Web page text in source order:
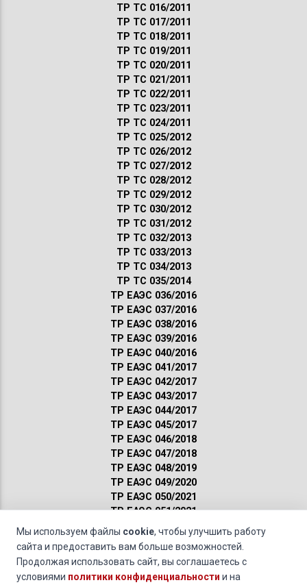
ТР ТС 016/2011
ТР ТС 017/2011
ТР ТС 018/2011
ТР ТС 019/2011
ТР ТС 020/2011
ТР ТС 021/2011
ТР ТС 022/2011
ТР ТС 023/2011
ТР ТС 024/2011
ТР ТС 025/2012
ТР ТС 026/2012
ТР ТС 027/2012
ТР ТС 028/2012
ТР ТС 029/2012
ТР ТС 030/2012
ТР ТС 031/2012
ТР ТС 032/2013
ТР ТС 033/2013
ТР ТС 034/2013
ТР ТС 035/2014
ТР ЕАЭС 036/2016
ТР ЕАЭС 037/2016
ТР ЕАЭС 038/2016
ТР ЕАЭС 039/2016
ТР ЕАЭС 040/2016
ТР ЕАЭС 041/2017
ТР ЕАЭС 042/2017
ТР ЕАЭС 043/2017
ТР ЕАЭС 044/2017
ТР ЕАЭС 045/2017
ТР ЕАЭС 046/2018
ТР ЕАЭС 047/2018
ТР ЕАЭС 048/2019
ТР ЕАЭС 049/2020
ТР ЕАЭС 050/2021
ТР ЕАЭС 051/2021
Сертификация ГОСТ
Санитарные нормы
Мы используем файлы cookie, чтобы улучшить работу
сайта и предоставить вам больше возможностей.
Продолжая использовать сайт, вы соглашаетесь с
условиями политики конфиденциальности и на